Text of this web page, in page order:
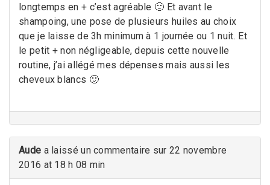
longtemps en + c’est agréable 🙂 Et avant le
shampoing, une pose de plusieurs huiles au choix
que je laisse de 3h minimum à 1 journée ou 1 nuit. Et
le petit + non négligeable, depuis cette nouvelle
routine, j’ai allégé mes dépenses mais aussi les
cheveux blancs 🙂
Aude a laissé un commentaire sur 22 novembre
2016 at 18 h 08 min